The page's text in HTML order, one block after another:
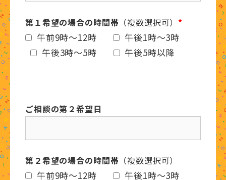
第１希望の場合の時間帯 （複数選択可） *
午前9時～12時
午後1時～3時
午後3時～5時
午後5時以降
ご相談の第２希望日
第２希望の場合の時間帯 （複数選択可）
午前9時～12時 午後1時～3時